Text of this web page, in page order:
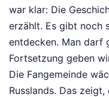
war klar: Die
erzählt. Es gibt noch
entdecken. Man darf
Fortsetzung geben
Die Fangemeinde
Russlands. Das